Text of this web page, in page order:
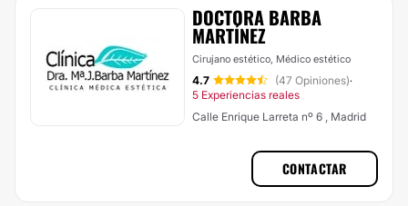
DOCTORA BARBA
MARTÍNEZ
Cirujano estético, Médico estético
4.7 (47 Opiniones)·
5 Experiencias reales
Calle Enrique Larreta nº 6 , Madrid
CONTACTAR